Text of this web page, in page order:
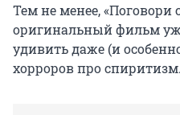
Тем не менее,
оригинальный фильм
удивить даже (и
хорроров про спиритизм.